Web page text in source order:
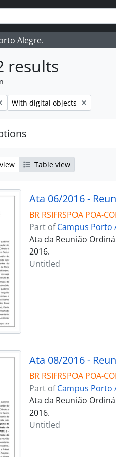
Alegre.
results
Remove filter:
With digital objects
Table view
Ata 06/2016 -
BR RSIFRSPOA POA-
Part ofCampus Porto
Ata da Reunião
2016.
Untitled
Ata 08/2016 -
BR RSIFRSPOA POA-
Part ofCampus Porto
Ata da Reunião
2016.
Untitled